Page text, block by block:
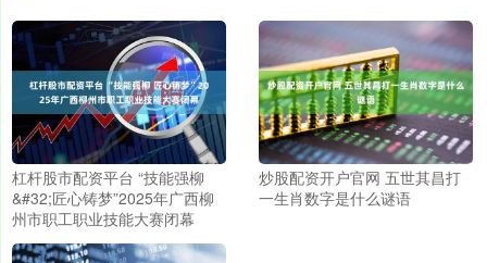
杠杆股市配资平台 “技能强柳
&#32;匠心铸梦”2025年广西柳
州市职工职业技能大赛闭幕
炒股配资开户官网 五世其昌打
一生肖数字是什么谜语